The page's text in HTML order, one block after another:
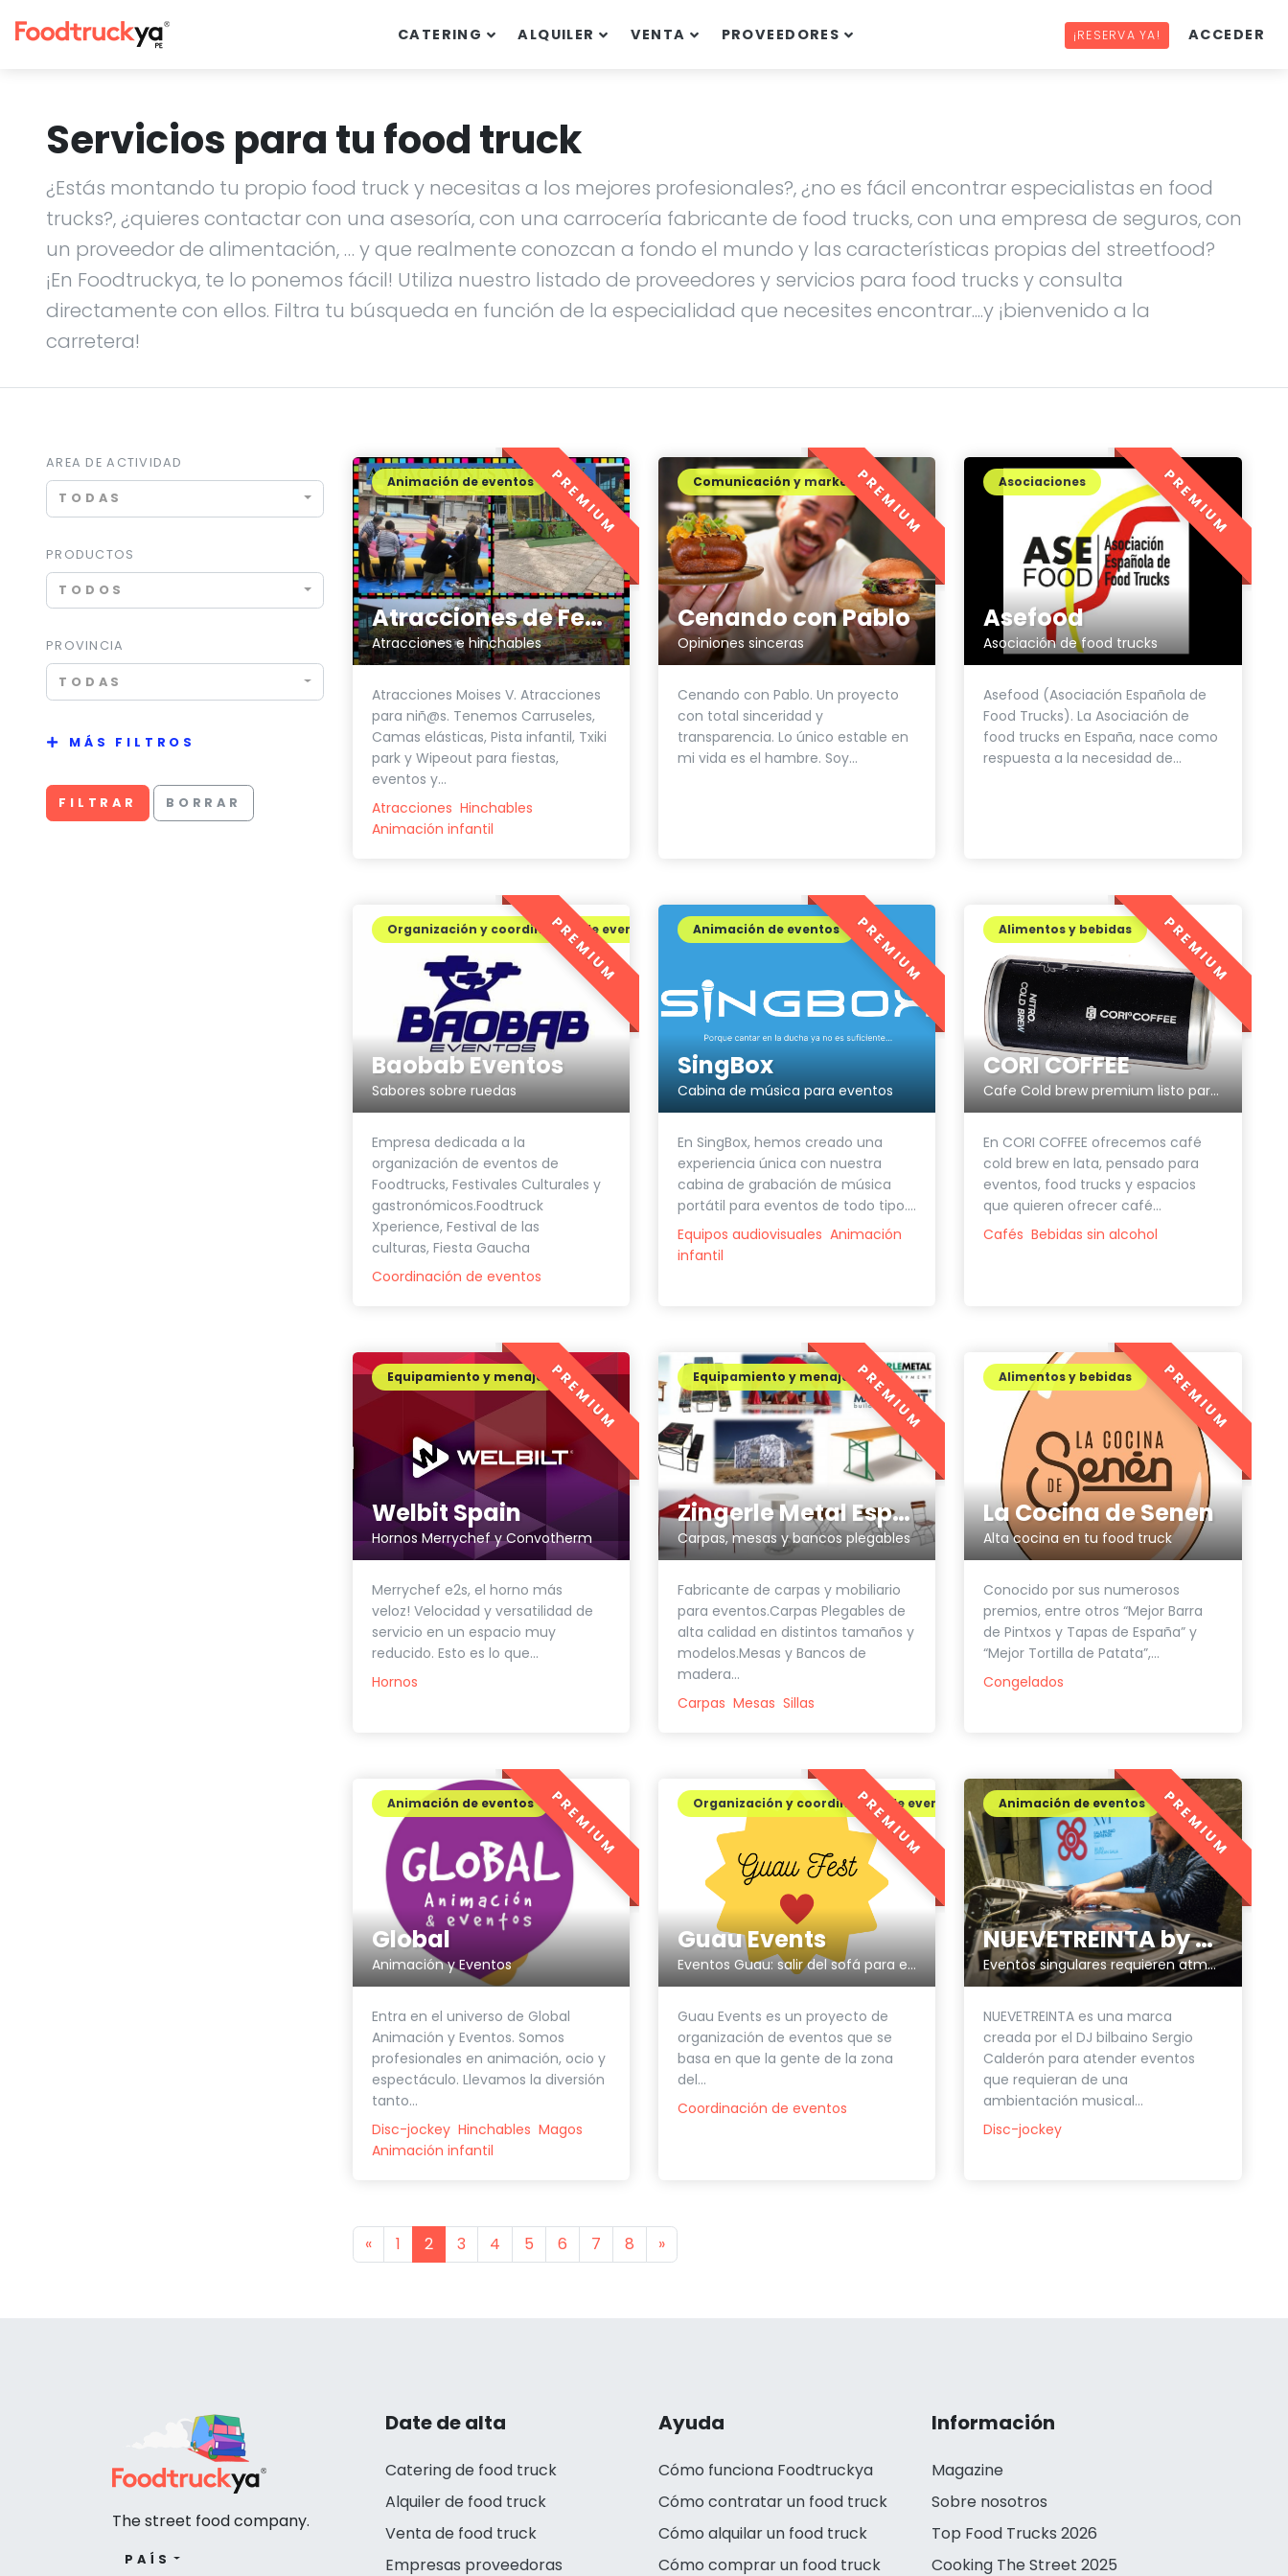
CATERING ALQUILER VENTA PROVEEDORES ¡RESERVA YA! ACCEDER
Servicios para tu food truck
¿Estás montando tu propio food truck y necesitas a los mejores profesionales?, ¿no es fácil encontrar especialistas en food
trucks?, ¿quieres contactar con una asesoría, con una carrocería fabricante de food trucks, con una empresa de seguros, con
un proveedor de alimentación, … y que realmente conozcan a fondo el mundo y las características propias del streetfood?
¡En Foodtruckya, te lo ponemos fácil! Utiliza nuestro listado de proveedores y servicios para food trucks y consulta
directamente con ellos. Filtra tu búsqueda en función de la especialidad que necesites encontrar....y ¡bienvenido a la
carretera!
AREA DE ACTIVIDAD
TODAS
PRODUCTOS
TODOS
PROVINCIA
TODAS
MÁS FILTROS
FILTRAR BORRAR
Atracciones de Ferias Moisés V
Atracciones e hinchables
Animación de eventos
Atracciones Moises V. Atracciones
para niñ@s. Tenemos Carruseles,
Camas elásticas, Pista infantil, Txiki
park y Wipeout para fiestas,
eventos y...
Atracciones Hinchables
Animación infantil
PREMIUM
Cenando con Pablo
Opiniones sinceras
Comunicación y marketing
Cenando con Pablo. Un proyecto
con total sinceridad y
transparencia. Lo único estable en
mi vida es el hambre. Soy...
PREMIUM
Asefood
Asociación de food trucks
Asociaciones
Asefood (Asociación Española de
Food Trucks). La Asociación de
food trucks en España, nace como
respuesta a la necesidad de...
PREMIUM
Baobab Eventos
Sabores sobre ruedas
Organización y coordinación de eventos
Empresa dedicada a la
organización de eventos de
Foodtrucks, Festivales Culturales y
gastronómicos.Foodtruck
Xperience, Festival de las
culturas, Fiesta Gaucha
Coordinación de eventos
PREMIUM
SingBox
Cabina de música para eventos
Animación de eventos
En SingBox, hemos creado una
experiencia única con nuestra
cabina de grabación de música
portátil para eventos de todo tipo....
Equipos audiovisuales Animación
infantil
PREMIUM
CORI COFFEE
Cafe Cold brew premium listo para eventos y food trucks.
Alimentos y bebidas
En CORI COFFEE ofrecemos café
cold brew en lata, pensado para
eventos, food trucks y espacios
que quieren ofrecer café...
Cafés Bebidas sin alcohol
PREMIUM
Welbit Spain
Hornos Merrychef y Convotherm
Equipamiento y menaje
Merrychef e2s, el horno más
veloz! Velocidad y versatilidad de
servicio en un espacio muy
reducido. Esto es lo que...
Hornos
PREMIUM
Zingerle Metal España
Carpas, mesas y bancos plegables
Equipamiento y menaje
Fabricante de carpas y mobiliario
para eventos.Carpas Plegables de
alta calidad en distintos tamaños y
modelos.Mesas y Bancos de
madera...
Carpas Mesas Sillas
PREMIUM
La Cocina de Senen
Alta cocina en tu food truck
Alimentos y bebidas
Conocido por sus numerosos
premios, entre otros “Mejor Barra
de Pintxos y Tapas de España” y
“Mejor Tortilla de Patata”,...
Congelados
PREMIUM
Global
Animación y Eventos
Animación de eventos
Entra en el universo de Global
Animación y Eventos. Somos
profesionales en animación, ocio y
espectáculo. Llevamos la diversión
tanto...
Disc-jockey Hinchables Magos
Animación infantil
PREMIUM
Guau Events
Eventos Guau: salir del sofá para entrar en el momento
Organización y coordinación de eventos
Guau Events es un proyecto de
organización de eventos que se
basa en que la gente de la zona
del...
Coordinación de eventos
PREMIUM
NUEVETREINTA by Sergio Calderón
Eventos singulares requieren atmósferas únicas.
Animación de eventos
NUEVETREINTA es una marca
creada por el DJ bilbaino Sergio
Calderón para atender eventos
que requieran de una
ambientación musical...
Disc-jockey
PREMIUM
«Previous
1 2 3 4 5 6 7 8 »Next
Date de alta
Catering de food truck
Alquiler de food truck
Venta de food truck
Empresas proveedoras
Ayuda
Cómo funciona Foodtruckya
Cómo contratar un food truck
Cómo alquilar un food truck
Cómo comprar un food truck
Información
Magazine
Sobre nosotros
Top Food Trucks 2026
Cooking The Street 2025
The street food company.
PAÍS